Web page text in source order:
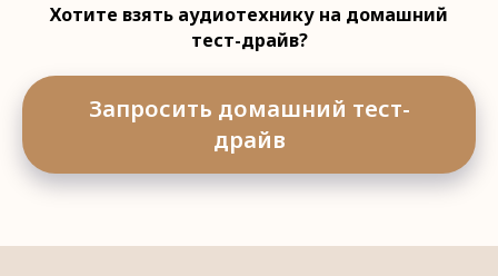
Хотите взять аудиотехнику на домашний
тест-драйв?
Запросить домашний тест-
драйв